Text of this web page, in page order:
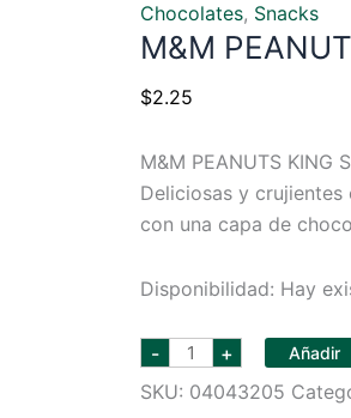
Chocolates, Snacks
M&M
$2.25
M&M PEANUTS KING
Deliciosas y
con una capa de
Disponibilidad: Hay
- M&M
PEANUTS
KING
SIZE
+ Añadir
SKU: 04043205